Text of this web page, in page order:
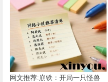
网文推荐:崩铁：开局一只怪兽